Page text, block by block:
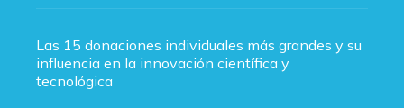
Las 15 donaciones individuales más grandes y su
influencia en la innovación científica y
tecnológica